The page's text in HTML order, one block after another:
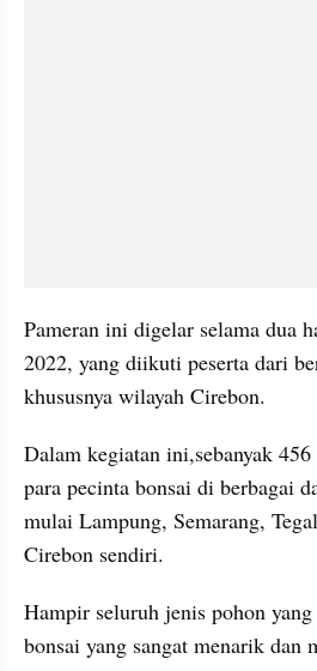
Pameran ini digelar selama dua
2022, yang diikuti peserta dari
khususnya wilayah Cirebon.
Dalam kegiatan ini,sebanyak
para pecinta bonsai di berbagai
mulai Lampung, Semarang,
Cirebon sendiri.
Hampir seluruh jenis pohon
bonsai yang sangat menarik dan